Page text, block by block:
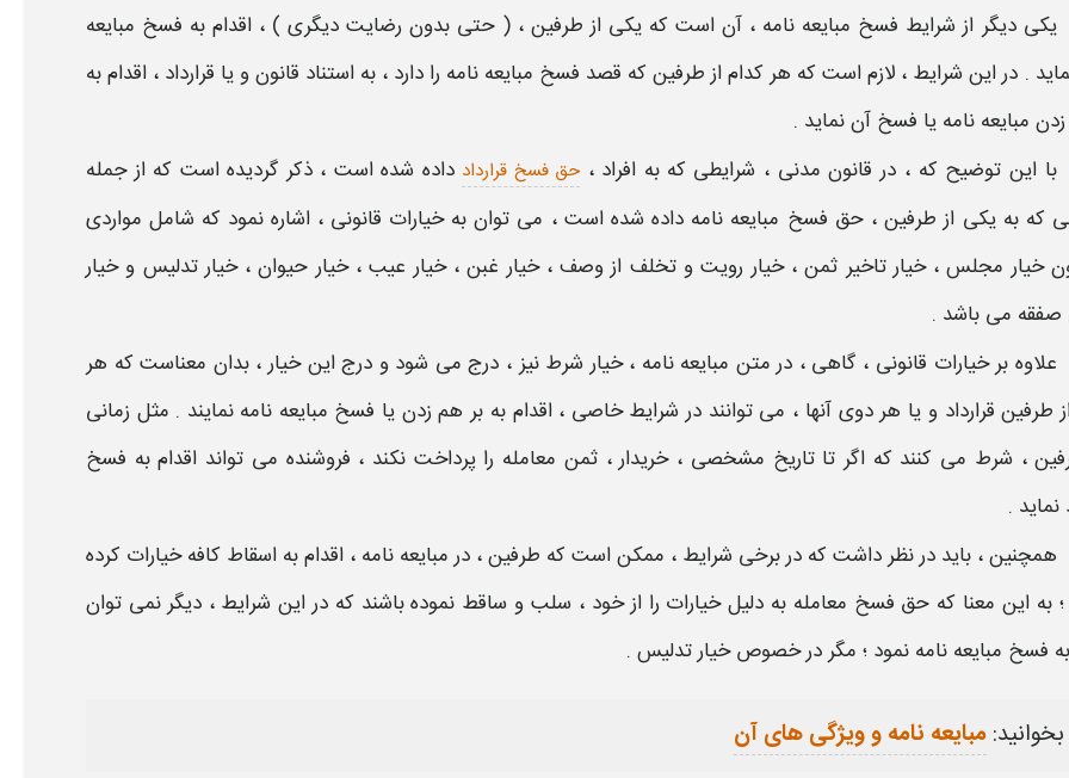
یکی دیگر از شرایط فسخ مبایعه نامه ، آن است که یکی از طرفین ، ( حتی بدون رضایت دیگری ) ، اقدام به فسخ مبایعه
. در این شرایط ، لازم است که هر کدام از طرفین که قصد فسخ مبایعه نامه را دارد ، به استناد قانون و یا قرارداد ، اقدام به
مبایعه نامه یا فسخآن نماید .
با این توضیح که ، در قانون مدنی ، شرایطی که به افراد ،حق فسخ قرارداد داده شده است ، ذکر گردیده است که از جمله
که به یکی از طرفین ، حق فسخ مبایعه نامه داده شده است ، می توان بهخیارات قانونی ، اشاره نمود که شامل مواردی
خیار مجلس ، خیار تاخیر ثمن ، خیار رویت و تخلف از وصف ، خیار غبن ، خیار عیب ، خیار حیوان ، خیار تدلیس و خیار
می باشد .
علاوه بر خیارات قانونی ، گاهی ، درمتن مبایعه نامه ، خیار شرط نیز ، درج می شود و درج این خیار ، بدان معناست که هر
طرفین قرارداد و یا هر دوی آنها ، می توانند در شرایطخاصی ، اقدام به بر هم زدن یا فسخ مبایعه نامه نمایند . مثل زمانی
، شرط می کنند که اگر تا تاریخ مشخصی ، خریدار ، ثمن معامله را پرداخت نکند ، فروشنده می تواند اقدام به فسخ
نماید .
همچنین ، باید در نظر داشت که در برخی شرایط ، ممکن است که طرفین ، درمبایعه نامه ، اقدام به اسقاط کافه خیارات کرده
به این معنا که حق فسخ معامله به دلیل خیارات را از خود ، سلب و ساقط نموده باشند که در این شرایط ، دیگر نمی توان
فسخ مبایعه نامه نمود ؛ مگر در خصوص خیار تدلیس .
مبایعه نامه و ویژگی های آن